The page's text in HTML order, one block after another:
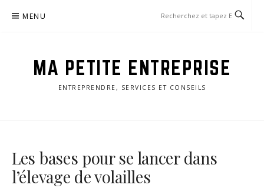
MENU
MA PETITE ENTREPRISE
ENTREPRENDRE, SERVICES ET CONSEILS
Les bases pour se lancer dans
l’élevage de volailles